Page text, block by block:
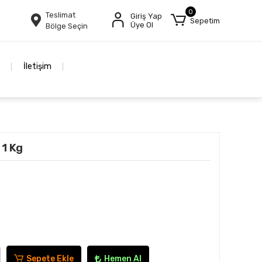
Teslimat
Bölge Seçin
Giriş Yap
Üye Ol
0
Sepetim
İletişim
Kg
Sepete Ekle Hemen Al